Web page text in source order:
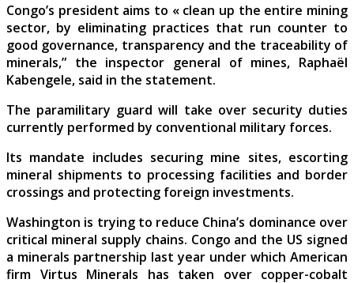
Congo’s president aims to « clean up the entire mining
sector, by eliminating practices that run counter to
good governance, transparency and the traceability of
minerals,” the inspector general of mines, Raphaël
Kabengele, said in the statement.
The paramilitary guard will take over security duties
currently performed by conventional military forces.
Its mandate includes securing mine sites, escorting
mineral shipments to processing facilities and border
crossings and protecting foreign investments.
Washington is trying to reduce China’s dominance over
critical mineral supply chains. Congo and the US signed
a minerals partnership last year under which American
firm Virtus Minerals has taken over copper-cobalt